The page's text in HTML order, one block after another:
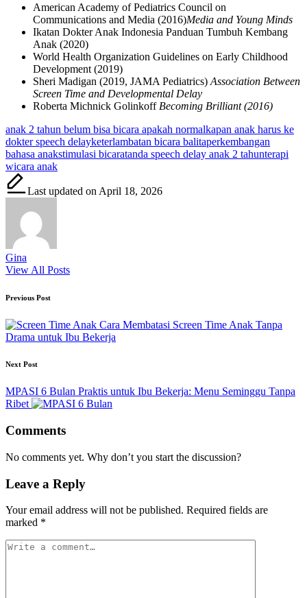
American Academy of Pediatrics Council on
Communications and Media (2016)Media and Young Minds
Ikatan Dokter Anak Indonesia Panduan Tumbuh Kembang
Anak (2020)
World Health Organization Guidelines on Early Childhood
Development (2019)
Sheri Madigan (2019, JAMA Pediatrics) Association Between
Screen Time and Developmental Delay
Roberta Michnick Golinkoff Becoming Brilliant (2016)
Tags:
anak 2 tahun belum bisa bicara apakah normalkapan anak harus ke
dokter speech delayketerlambatan bicara balitaperkembangan
bahasa anakstimulasi bicaratanda speech delay anak 2 tahunterapi
wicara anak
Last updated on April 18, 2026
Gina
View All Posts
Post
navigation
Previous Post
Cara Membatasi Screen Time Anak Tanpa
Drama untuk Ibu Bekerja
Next Post
MPASI 6 Bulan Praktis untuk Ibu Bekerja: Menu Seminggu Tanpa
Ribet
Comments
No comments yet. Why don’t you start the discussion?
Leave a Reply
Your email address will not be published. Required fields are
marked *